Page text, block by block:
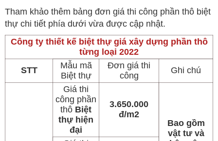
Tham khảo thêm bảng đơn giá thi công phần thô biệt
thự chi tiết phía dưới vừa được cập nhật.
Công ty thiết kế biệt thự giá xây dựng phần thô
từng loại 2022
STT
Mẫu mã
Biệt thự
Đơn giá thi
công
Ghi chú
Giá thi
công phần
thô Biệt
thự hiện
đại
3.650.000
đ/m2
Bao gồm
vật tư và